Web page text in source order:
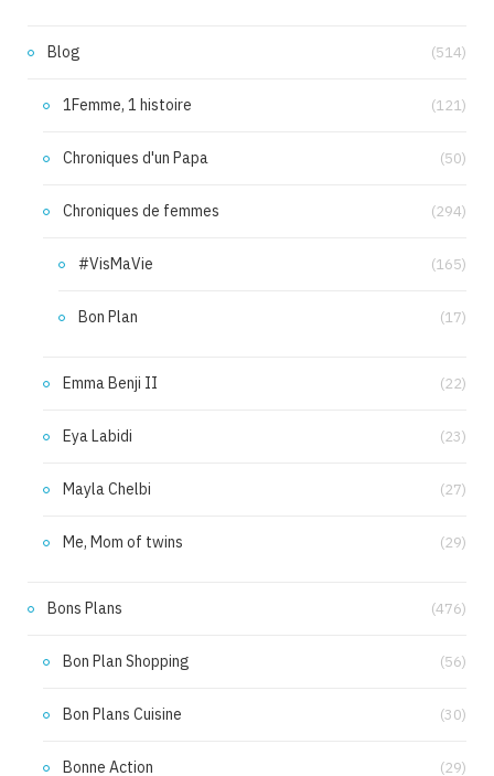
Blog (514)
1Femme, 1 histoire (121)
Chroniques d'un Papa (50)
Chroniques de femmes (294)
#VisMaVie (165)
Bon Plan (17)
Emma Benji II (22)
Eya Labidi (23)
Mayla Chelbi (27)
Me, Mom of twins (29)
Bons Plans (476)
Bon Plan Shopping (56)
Bon Plans Cuisine (30)
Bonne Action (29)